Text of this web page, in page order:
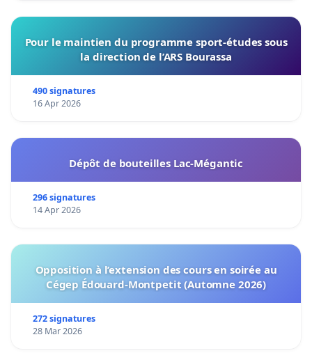
Pour le maintien du programme sport-études sous
la direction de l’ARS Bourassa
490 signatures
16 Apr 2026
Dépôt de bouteilles Lac-Mégantic
296 signatures
14 Apr 2026
Opposition à l’extension des cours en soirée au
Cégep Édouard-Montpetit (Automne 2026)
272 signatures
28 Mar 2026